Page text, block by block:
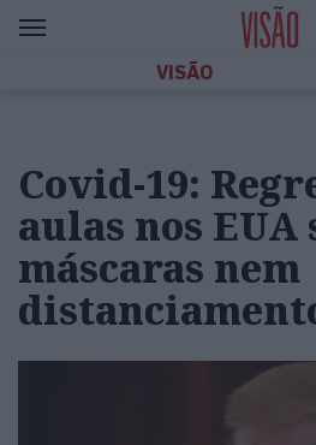
VISÃO
Covid-19:
aulas nos EUA
máscaras nem